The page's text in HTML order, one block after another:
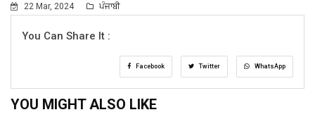
22 Mar, 2024 ਪੰਜਾਬੀ
You Can Share It :
Facebook Twitter WhatsApp
YOU MIGHT ALSO LIKE